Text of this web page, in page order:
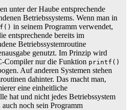
unter der Haube entsprechende
Betriebssystems. Wenn man in
in seinem Programm verwendet,
entsprechende bereits im
Betriebssystemroutine
genutzt. Im Prinzip wird
Compiler nur die Funktion printf()
Auf anderen Systemen stehen
dahinter. Das macht man,
eine einheitliche
hat und nicht jedes Betriebssystem
noch sein Programm